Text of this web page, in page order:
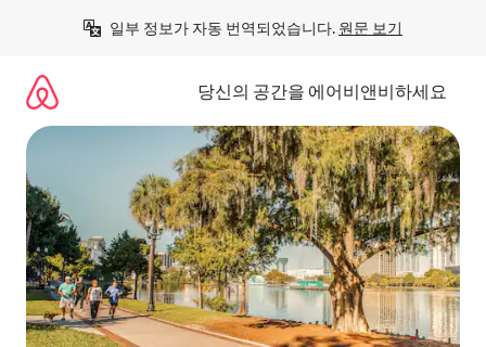
일부 정보가 자동 번역되었습니다. 원문 보기
당신의 공간을 에어비앤비하세요